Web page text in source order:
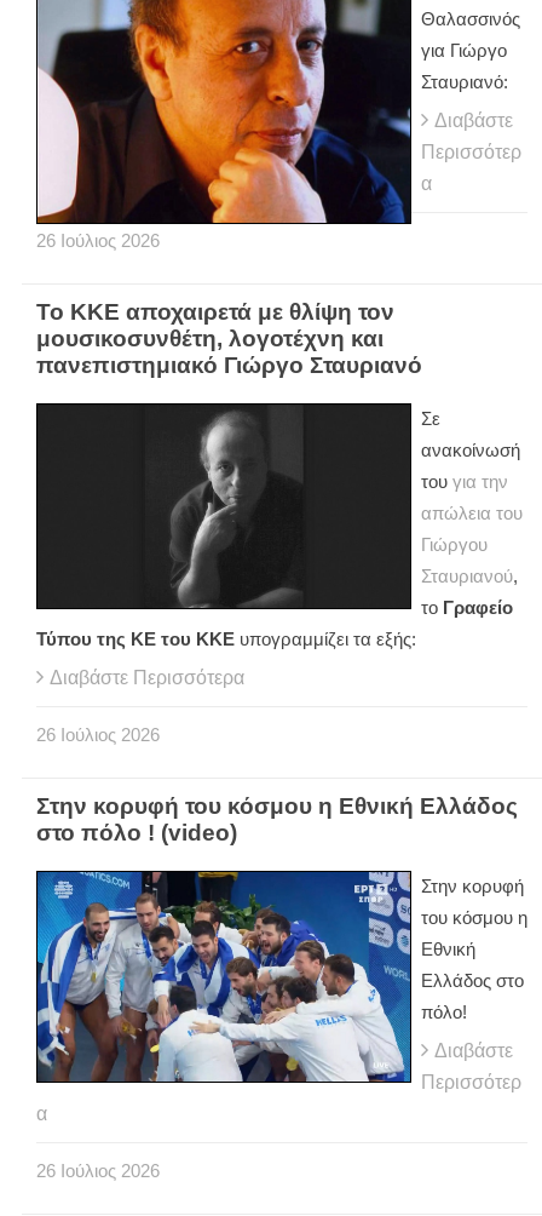
Θαλασσινός
για Γιώργο
Σταυριανό:
Διαβάστε
Περισσότερ
α
26 Ιούλιος 2026
Το ΚΚΕ αποχαιρετά με θλίψη τον
μουσικοσυνθέτη, λογοτέχνη και
πανεπιστημιακό Γιώργο Σταυριανό
Σε
ανακοίνωσή
του για την
απώλεια του
Γιώργου
Σταυριανού,
το Γραφείο
Τύπου της ΚΕ του ΚΚΕ υπογραμμίζει τα εξής:
Διαβάστε Περισσότερα
26 Ιούλιος 2026
Στην κορυφή του κόσμου η Εθνική Ελλάδος
στο πόλο ! (video)
Στην κορυφή
του κόσμου η
Εθνική
Ελλάδος στο
πόλο!
Διαβάστε
Περισσότερ
α
26 Ιούλιος 2026